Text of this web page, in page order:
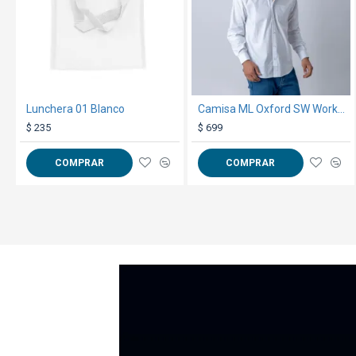
Lunchera 01 Blanco
$ 235
COMPRAR
Camisa ML Oxford SW Workwear Blanco
$ 699
COMPRAR